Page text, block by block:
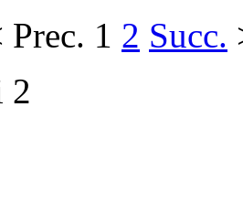
Prec. 1 2 Succ.
2